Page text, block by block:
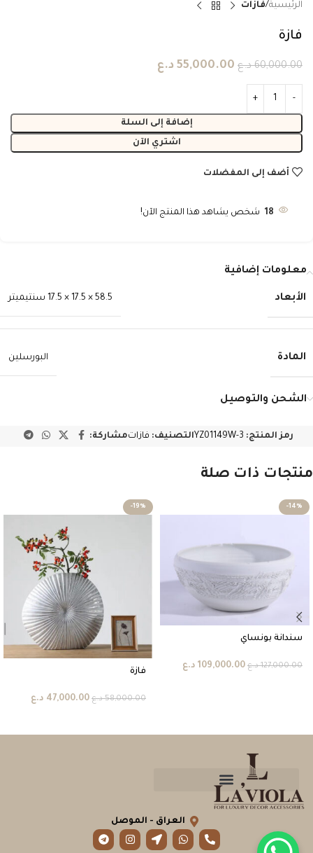
الرئيسية فازات
فازة
60,000.00 د.ع 55,000.00 د.ع
إضافة إلى السلة
اشتري الآن
أضف إلى المفضلات
18 شخص يشاهد هذا المنتج الآن!
معلومات إضافية
الأبعاد 58.5 × 17.5 × 17.5 سنتيميتر
المادة البورسلين
الشحن والتوصيل
رمز المنتج: YZ01149W-3التصنيف: فازاتمشاركة:
منتجات ذات صلة
-14%
سندانة بونساي
127,000.00 د.ع 109,000.00 د.ع
-19%
فازة
58,000.00 د.ع 47,000.00 د.ع
العراق - الموصل